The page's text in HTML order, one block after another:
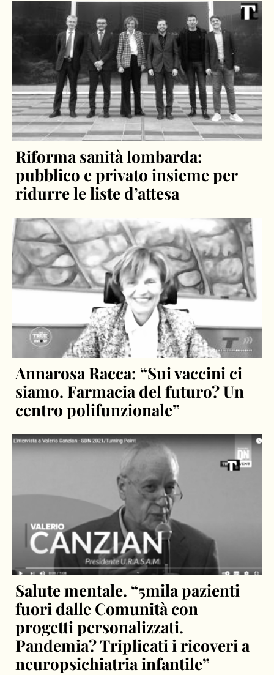
Riforma sanità lombarda:
pubblico e privato insieme per
ridurre le liste d’attesa
Annarosa Racca: “Sui vaccini ci
siamo. Farmacia del futuro? Un
centro polifunzionale”
Salute mentale. “5mila pazienti
fuori dalle Comunità con
progetti personalizzati.
Pandemia? Triplicati i ricoveri a
neuropsichiatria infantile”